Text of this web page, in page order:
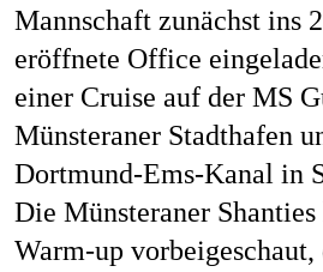
Mannschaft zunächst ins
eröffnete Office
einer Cruise auf der MS
Münsteraner Stadthafen
Dortmund-Ems-Kanal in
Die Münsteraner
Warm-up vorbeigeschaut,